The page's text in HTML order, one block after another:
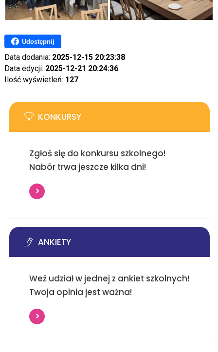
Udostępnij
Data dodania: 2025-12-15 20:23:38
Data edycji: 2025-12-21 20:24:36
Ilość wyświetleń: 127
KONKURSY
Zgłoś się do konkursu szkolnego!
Nabór trwa jeszcze kilka dni!
ANKIETY
Weź udział w jednej z ankiet szkolnych!
Twoja opinia jest ważna!